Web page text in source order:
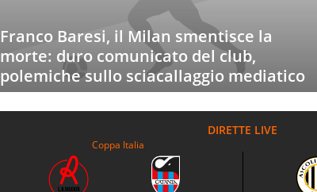
Franco Baresi, il Milan smentisce la
morte: duro comunicato del club,
polemiche sullo sciacallaggio mediatico
Coppa Italia